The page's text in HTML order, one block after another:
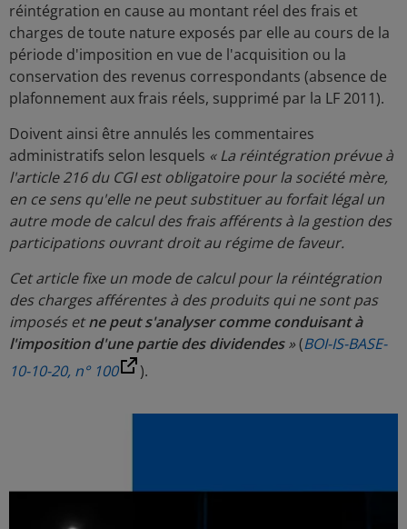
réintégration en cause au montant réel des frais et
charges de toute nature exposés par elle au cours de la
période d'imposition en vue de l'acquisition ou la
conservation des revenus correspondants (absence de
plafonnement aux frais réels, supprimé par la LF 2011).
Doivent ainsi être annulés les commentaires
administratifs selon lesquels « La réintégration prévue à
l'article 216 du CGI est obligatoire pour la société mère,
en ce sens qu'elle ne peut substituer au forfait légal un
autre mode de calcul des frais afférents à la gestion des
participations ouvrant droit au régime de faveur.
Cet article fixe un mode de calcul pour la réintégration
des charges afférentes à des produits qui ne sont pas
imposés etne peut s'analyser comme conduisant à
l'imposition d'une partie des dividendes»(BOI-IS-BASE-
10-10-20, n° 100
).